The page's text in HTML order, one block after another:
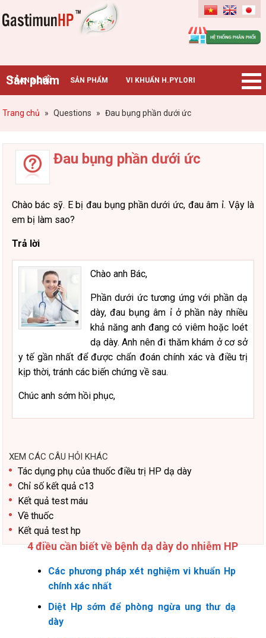
Gastimunhp
Sản phẩm
TRANG CHỦ SẢN PHẨM VI KHUẨN H.PYLORI
BỆNH DẠ DÀY TIN TỨC – SỰ KIỆN HƯỚNG DẪN MUA HÀNG
Trang chủ » Questions » Đau bụng phần dưới ức
Đau bụng phần dưới ức
Chào bác sỹ. E bị đau bụng phần dưới ức, đau âm ỉ. Vậy là
em bị làm sao?
Trả lời
Chào anh Bác,
Phần dưới ức tương ứng với phần dạ
dày, đau bụng âm ỉ ở phần này nhiều
khả năng anh đang có viêm hoặc loét
dạ dày. Anh nên đi thăm khám ở cơ sở
y tế gần nhất để được chẩn đoán chính xác và điều trị
kịp thời, tránh các biến chứng về sau.
Chúc anh sớm hồi phục,
XEM CÁC CÂU HỎI KHÁC
Tác dụng phụ của thuốc điều trị HP dạ dày
Chỉ số kết quả c13
Kết quả test máu
Về thuốc
Kết quả test hp
4 điều cần biết về bệnh dạ dày do nhiễm HP
Các phương pháp xét nghiệm vi khuẩn Hp
chính xác nhất
Diệt Hp sớm để phòng ngừa ung thư dạ
dày